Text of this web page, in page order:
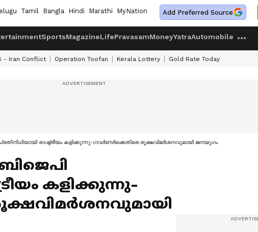
Tamil Bangla Hindi Marathi MyNation Add Preferred Source
SportsMagazineLifePravasamMoneyYatraAutomobile
- Iran Conflict Operation Toofan Kerala Lottery Gold Rate Today
രാഷ്ട്രീയം കളിക്കുന്നു-​ഗവർണർക്കെതിരെ രൂക്ഷവിമർശനവുമായി ജനയു​ഗം
കളിക്കുന്നു-​